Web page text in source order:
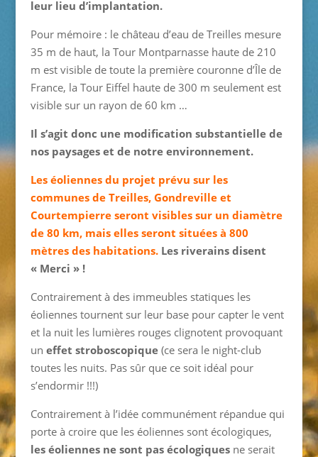
leur lieu d’implantation.
Pour mémoire : le château d’eau de Treilles mesure
35 m de haut, la Tour Montparnasse haute de 210
m est visible de toute la première couronne d’Île de
France, la Tour Eiffel haute de 300 m seulement est
visible sur un rayon de 60 km …
Il s’agit donc une modification substantielle de
nos paysages et de notre environnement.
Les éoliennes du projet prévu sur les
communes de Treilles, Gondreville et
Courtempierre seront visibles sur un diamètre
de 80 km, mais elles seront situées à 800
mètres des habitations.Les riverains disent
« Merci » !
Contrairement à des immeubles statiques les
éoliennes tournent sur leur base pour capter le vent
et la nuit les lumières rouges clignotent provoquant
un effet stroboscopique(ce sera le night-club
toutes les nuits. Pas sûr que ce soit idéal pour
s’endormir !!!)
Contrairement à l’idée communément répandue qui
porte à croire que les éoliennes sont écologiques,
les éoliennes ne sont pas écologiquesne serait